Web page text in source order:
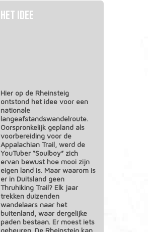
Het idee
Hier op de Rheinsteig
ontstond het idee voor een
nationale
langeafstandswandelroute.
Oorspronkelijk gepland als
voorbereiding voor de
Appalachian Trail, werd de
YouTuber “Soulboy” zich
ervan bewust hoe mooi zijn
eigen land is. Maar waarom is
er in Duitsland geen
Thruhiking Trail? Elk jaar
trekken duizenden
wandelaars naar het
buitenland, waar dergelijke
paden bestaan. Er moest iets